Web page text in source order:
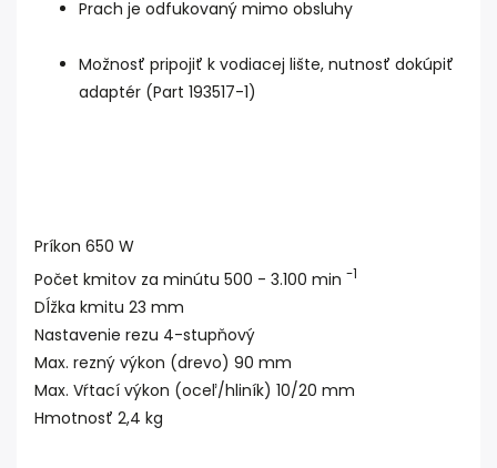
Prach je odfukovaný mimo obsluhy
Možnosť pripojiť k vodiacej lište, nutnosť dokúpiť
adaptér (Part 193517-1)
Príkon 650 W
Počet kmitov za minútu 500 - 3.100 min -1
Dĺžka kmitu 23 mm
Nastavenie rezu 4-stupňový
Max. rezný výkon (drevo) 90 mm
Max. Vŕtací výkon (oceľ/hliník) 10/20 mm
Hmotnosť 2,4 kg